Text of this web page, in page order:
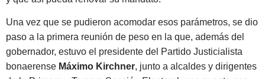
Una vez que se pudieron acomodar esos parámetros, se dio
paso a la primera reunión de peso en la que, además del
gobernador, estuvo el presidente del Partido Justicialista
bonaerense Máximo Kirchner, junto a alcaldes y dirigentes